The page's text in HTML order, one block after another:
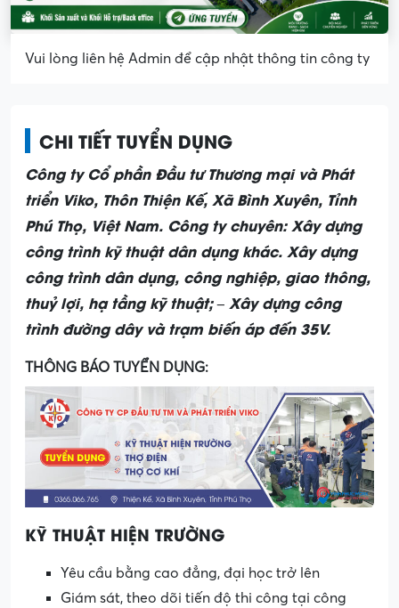
Vui lòng liên hệ Admin để cập nhật thông tin công ty
CHI TIẾT TUYỂN DỤNG
Công ty Cổ phần Đầu tư Thương mại và Phát
triển Viko, Thôn Thiện Kế, Xã Bình Xuyên, Tỉnh
Phú Thọ, Việt Nam. Công ty chuyên: Xây dựng
công trình kỹ thuật dân dụng khác. Xây dựng
công trình dân dụng, công nghiệp, giao thông,
thuỷ lợi, hạ tầng kỹ thuật; – Xây dựng công
trình đường dây và trạm biến áp đến 35V.
THÔNG BÁO TUYỂN DỤNG:
KỸ THUẬT HIỆN TRƯỜNG
Yêu cầu bằng cao đẳng, đại học trở lên
Giám sát, theo dõi tiến độ thi công tại công